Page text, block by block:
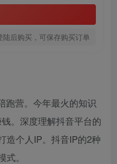
后购买，可保存购买订单
跑营。今年最火的知识
。深度理解抖音平台的
造个人IP。抖音IP的2种
。